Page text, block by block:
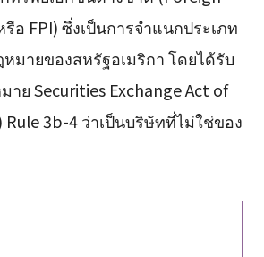
รือ FPI) ซึ่งเป็นการจำแนกประเภท
มายของสหรัฐอเมริกา โดยได้รับ
ย Securities Exchange Act of
Rule 3b-4 ว่าเป็นบริษัทที่ไม่ใช่ของ